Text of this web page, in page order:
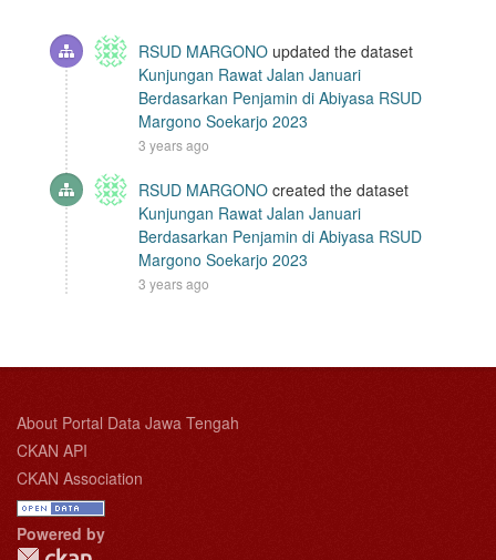
RSUD MARGONO updated the dataset
Kunjungan Rawat Jalan Januari
Berdasarkan Penjamin di Abiyasa RSUD
Margono Soekarjo 2023
3 years ago
RSUD MARGONO created the dataset
Kunjungan Rawat Jalan Januari
Berdasarkan Penjamin di Abiyasa RSUD
Margono Soekarjo 2023
3 years ago
About Portal Data Jawa Tengah
CKAN API
CKAN Association
Powered by